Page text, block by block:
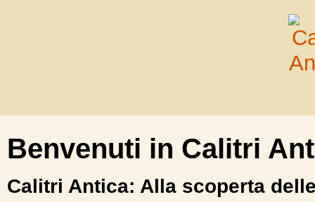
Benvenuti in Calitri
Calitri Antica: Alla scoperta